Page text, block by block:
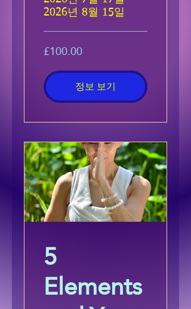
2026년 8월 15일
£100.00
정보 보기
5
Elements